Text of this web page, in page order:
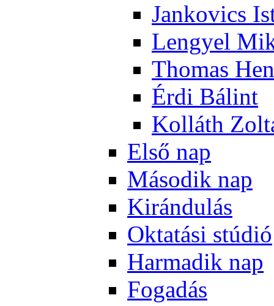
Jan­ko­vics
Len­gyel
Tho­mas
Ér­di Bá­lint
Kol­láth
El­ső nap
Má­so­dik nap
Ki­rán­du­lás
Ok­ta­tá­si stú­dió
Har­ma­dik nap
Fo­ga­dás